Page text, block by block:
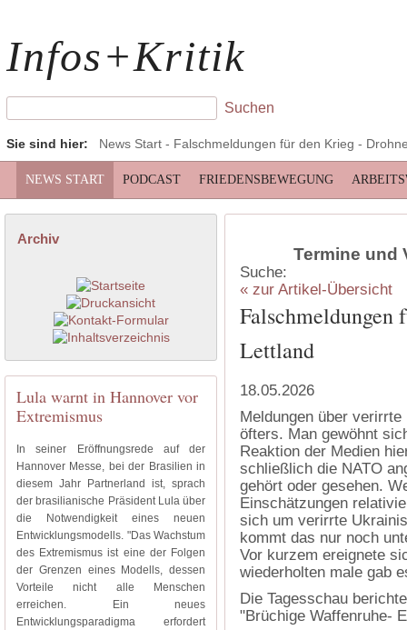
Infos+Kritik
Sie sind hier: News Start - Falschmeldungen für den Krieg -
NEWS START PODCAST FRIEDENSBEWEGUNG
Archiv
Lula warnt in Hannover vor
Extremismus
In seiner Eröffnungsrede auf der
Hannover Messe, bei der Brasilien in
diesem Jahr Partnerland ist, sprach
der brasilianische Präsident Lula über
die Notwendigkeit eines neuen
Entwicklungsmodells. "Das Wachstum
des Extremismus ist eine der Folgen
der Grenzen eines Modells, dessen
Vorteile nicht alle Menschen
erreichen. Ein neues
Entwicklungsparadigma erfordert
Termine und
Suche:
« zur Artikel-Übersicht
Falschmeldungen
Lettland
18.05.2026
Meldungen über
öfters. Man gewöhnt
Reaktion der Medien
schließlich die NATO
gehört oder gesehen.
Einschätzungen
sich um verirrte
kommt das nur noch
Vor kurzem ereignete
wiederholten male gab
Die Tagesschau
"Brüchige Waffenruhe-